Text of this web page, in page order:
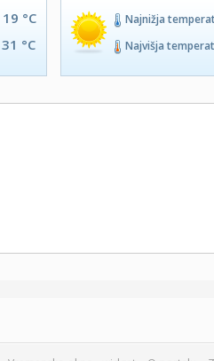
19 °C
31 °C
Najnižja
Najvišja